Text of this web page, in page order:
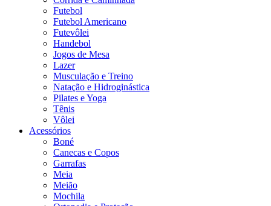
Futebol
Futebol Americano
Futevôlei
Handebol
Jogos de Mesa
Lazer
Musculação e Treino
Natação e Hidroginástica
Pilates e Yoga
Tênis
Vôlei
Acessórios
Boné
Canecas e Copos
Garrafas
Meia
Meião
Mochila